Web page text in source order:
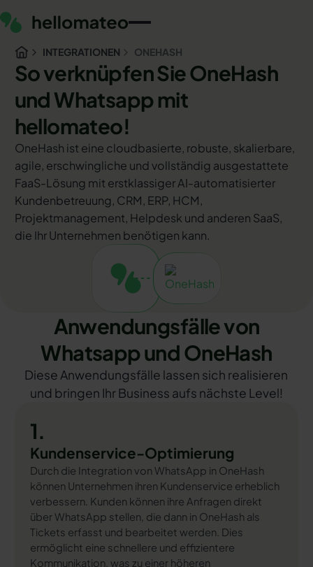
INTEGRATIONEN ONEHASH
So verknüpfen Sie OneHash
und Whatsapp mit
hellomateo!
OneHash ist eine cloudbasierte, robuste, skalierbare,
agile, erschwingliche und vollständig ausgestattete
FaaS-Lösung mit erstklassiger AI-automatisierter
Kundenbetreuung, CRM, ERP, HCM,
Projektmanagement, Helpdesk und anderen SaaS,
die Ihr Unternehmen benötigen kann.
Anwendungsfälle von
Whatsapp und OneHash
Diese Anwendungsfälle lassen sich realisieren
und bringen Ihr Business aufs nächste Level!
1.
Kundenservice-Optimierung
Durch die Integration von WhatsApp in OneHash
können Unternehmen ihren Kundenservice erheblich
verbessern. Kunden können ihre Anfragen direkt
über WhatsApp stellen, die dann in OneHash als
Tickets erfasst und bearbeitet werden. Dies
ermöglicht eine schnellere und effizientere
Kommunikation, was zu einer höheren